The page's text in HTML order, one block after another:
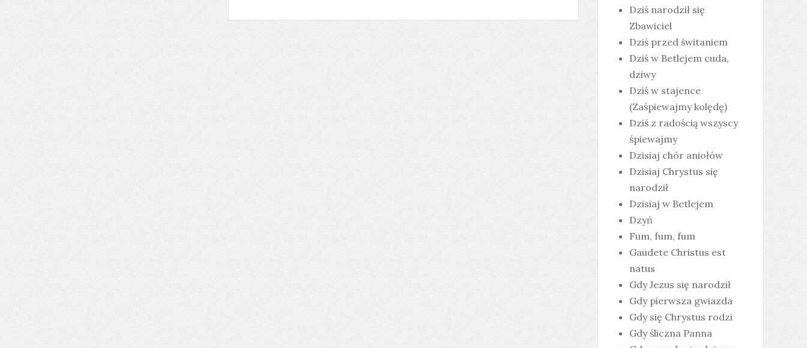
Dziś narodził się
Zbawiciel
Dziś przed świtaniem
Dziś w Betlejem cuda,
dziwy
Dziś w stajence
(Zaśpiewajmy kolędę)
Dziś z radością wszyscy
śpiewajmy
Dzisiaj chór aniołów
Dzisiaj Chrystus się
narodził
Dzisiaj w Betlejem
Dzyń
Fum, fum, fum
Gaudete Christus est
natus
Gdy Jezus się narodził
Gdy pierwsza gwiazda
Gdy się Chrystus rodzi
Gdy śliczna Panna